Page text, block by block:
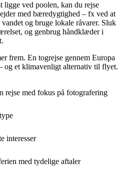
ligge ved poolen, kan du rejse
med bæredygtighed – fx ved at
og bruge lokale råvarer. Sluk
og genbrug håndklæder i
frem. En togrejse gennem Europa
og et klimavenligt alternativ til flyet.
rejse med fokus på fotografering
interesser
med tydelige aftaler